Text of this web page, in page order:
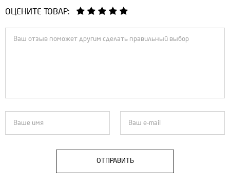
ОЦЕНИТЕ ТОВАР:
ОТПРАВИТЬ